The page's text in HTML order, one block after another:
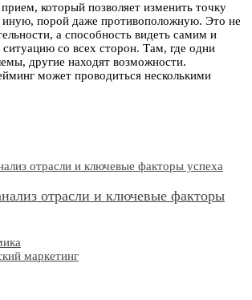
который позволяет изменить точку
иную, порой даже противоположную. Это не
а способность видеть самим и
со всех сторон. Там, где одни
другие находят возможности.
может проводиться несколькими
отрасли и ключевые факторы
маркетинг